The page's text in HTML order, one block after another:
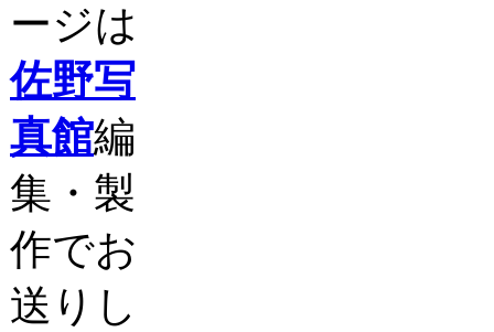
ージは
佐野写
真館編
集・製
作でお
送りし